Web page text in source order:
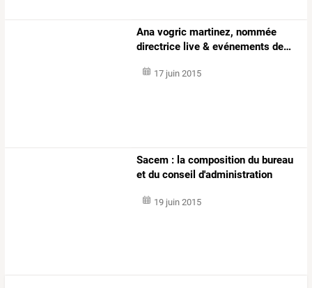
Ana vogric martinez, nommée
directrice live & evénements de…
17 juin 2015
Sacem : la composition du bureau
et du conseil d'administration
19 juin 2015